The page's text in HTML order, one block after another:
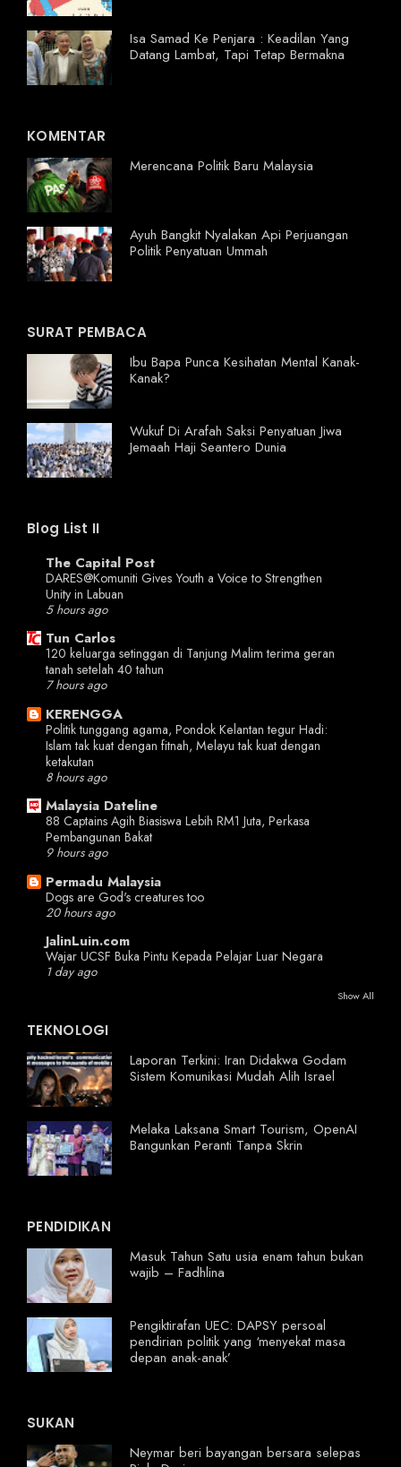
Isa Samad Ke Penjara : Keadilan Yang
Datang Lambat, Tapi Tetap Bermakna
KOMENTAR
Merencana Politik Baru Malaysia
Ayuh Bangkit Nyalakan Api Perjuangan
Politik Penyatuan Ummah
SURAT PEMBACA
Ibu Bapa Punca Kesihatan Mental Kanak-
Kanak?
Wukuf Di Arafah Saksi Penyatuan Jiwa
Jemaah Haji Seantero Dunia
Blog List II
The Capital Post
DARES@Komuniti Gives Youth a Voice to Strengthen
Unity in Labuan
5 hours ago
Tun Carlos
120 keluarga setinggan di Tanjung Malim terima geran
tanah setelah 40 tahun
7 hours ago
KERENGGA
Politik tunggang agama, Pondok Kelantan tegur Hadi:
Islam tak kuat dengan fitnah, Melayu tak kuat dengan
ketakutan
8 hours ago
Malaysia Dateline
88 Captains Agih Biasiswa Lebih RM1 Juta, Perkasa
Pembangunan Bakat
9 hours ago
Permadu Malaysia
Dogs are God's creatures too
20 hours ago
JalinLuin.com
Wajar UCSF Buka Pintu Kepada Pelajar Luar Negara
1 day ago
Show All
TEKNOLOGI
Laporan Terkini: Iran Didakwa Godam
Sistem Komunikasi Mudah Alih Israel
Melaka Laksana Smart Tourism, OpenAI
Bangunkan Peranti Tanpa Skrin
PENDIDIKAN
Masuk Tahun Satu usia enam tahun bukan
wajib – Fadhlina
Pengiktirafan UEC: DAPSY persoal
pendirian politik yang ‘menyekat masa
depan anak-anak’
SUKAN
Neymar beri bayangan bersara selepas